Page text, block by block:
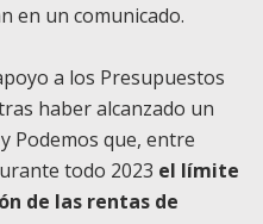
en un comunicado.
a los Presupuestos
haber alcanzado un
Podemos que, entre
todo 2023 el límite
de las rentas de